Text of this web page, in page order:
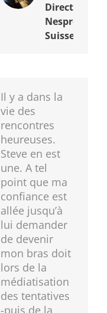
Directeur
Nespresso
Suisse
Il y a dans la
vie des
rencontres
heureuses.
Steve en est
une. A tel
point que ma
confiance est
allée jusqu’à
lui demander
de devenir
mon bras doit
lors de la
médiatisation
des tentatives
-puis de la